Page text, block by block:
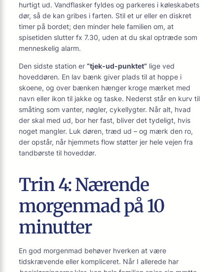
hurtigt ud. Vandflasker fyldes og parkeres i køleskabets
dør, så de kan gribes i farten. Stil et ur eller en diskret
timer på bordet; den minder hele familien om, at
spisetiden slutter fx 7.30, uden at du skal optræde som
menneskelig alarm.
Den sidste station er “tjek-ud-punktet” lige ved
hoveddøren. En lav bænk giver plads til at hoppe i
skoene, og over bænken hænger kroge mærket med
navn eller ikon til jakke og taske. Nederst står en kurv til
småting som vanter, nøgler, cykellygter. Når alt, hvad
der skal med ud, bor her fast, bliver det tydeligt, hvis
noget mangler. Luk døren, træd ud – og mærk den ro,
der opstår, når hjemmets flow støtter jer hele vejen fra
tandbørste til hoveddør.
Trin 4: Nærende
morgenmad på 10
minutter
En god morgenmad behøver hverken at være
tidskrævende eller kompliceret. Når I allerede har